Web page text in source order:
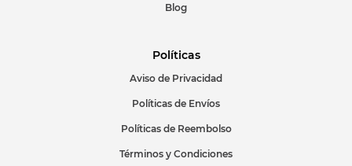
ENVIAR COMENTARIO
Blog
Políticas
Aviso de Privacidad
Políticas de Envíos
Políticas de Reembolso
Términos y Condiciones